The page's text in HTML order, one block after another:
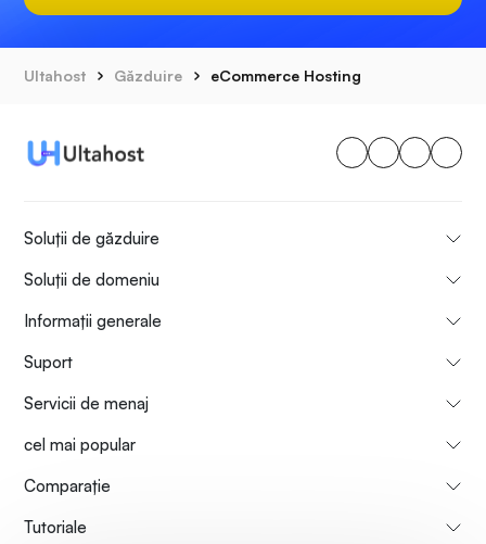
Ultahost Găzduire eCommerce Hosting
Soluții de găzduire
Soluții de domeniu
Informații generale
Suport
Servicii de menaj
cel mai popular
Comparaţie
Tutoriale